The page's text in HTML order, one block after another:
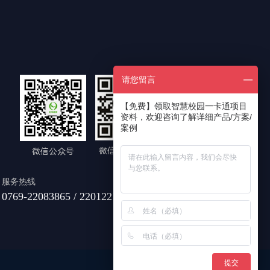
微信公众号 微信扫一扫咨询
服务热线
0769-22083865 / 22012212 / 22084030
请您留言
【免费】领取智慧校园一卡通项目
资料，欢迎咨询了解详细产品/方案/
案例
提交